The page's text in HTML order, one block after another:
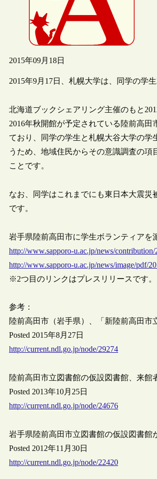
2015年09月18日
2015年9月17日、札幌大学は、同学の学
北海道ブックシェアリング主催のもと
2016年秋開館が予定されている陸前高
ており、同学の学生と札幌大谷大学の学
うため、地域住民からその意識調査の
ことです。
なお、同学はこれまでにも東日本大震
です。
岩手県陸前高田市に学生ボランティアを
http://www.sapporo-u.ac.jp/news/
http://www.sapporo-u.ac.jp/news/image/pdf/
※2つ目のリンクはプレスリリースです。
参考：
陸前高田市（岩手県）、「新陸前高田
Posted 2015年8月27日
http://current.ndl.go.jp/node/29274
陸前高田市立図書館の仮設図書館、来館
Posted 2013年10月25日
http://current.ndl.go.jp/node/24676
岩手県陸前高田市立図書館の仮設図書館
Posted 2012年11月30日
http://current.ndl.go.jp/node/22420